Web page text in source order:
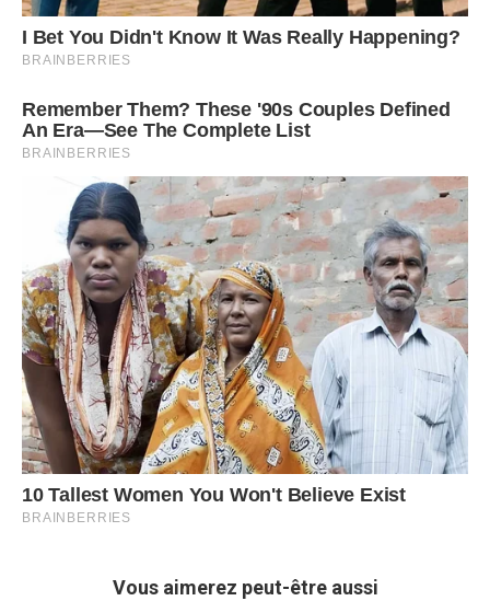
Vous aimerez peut-être aussi